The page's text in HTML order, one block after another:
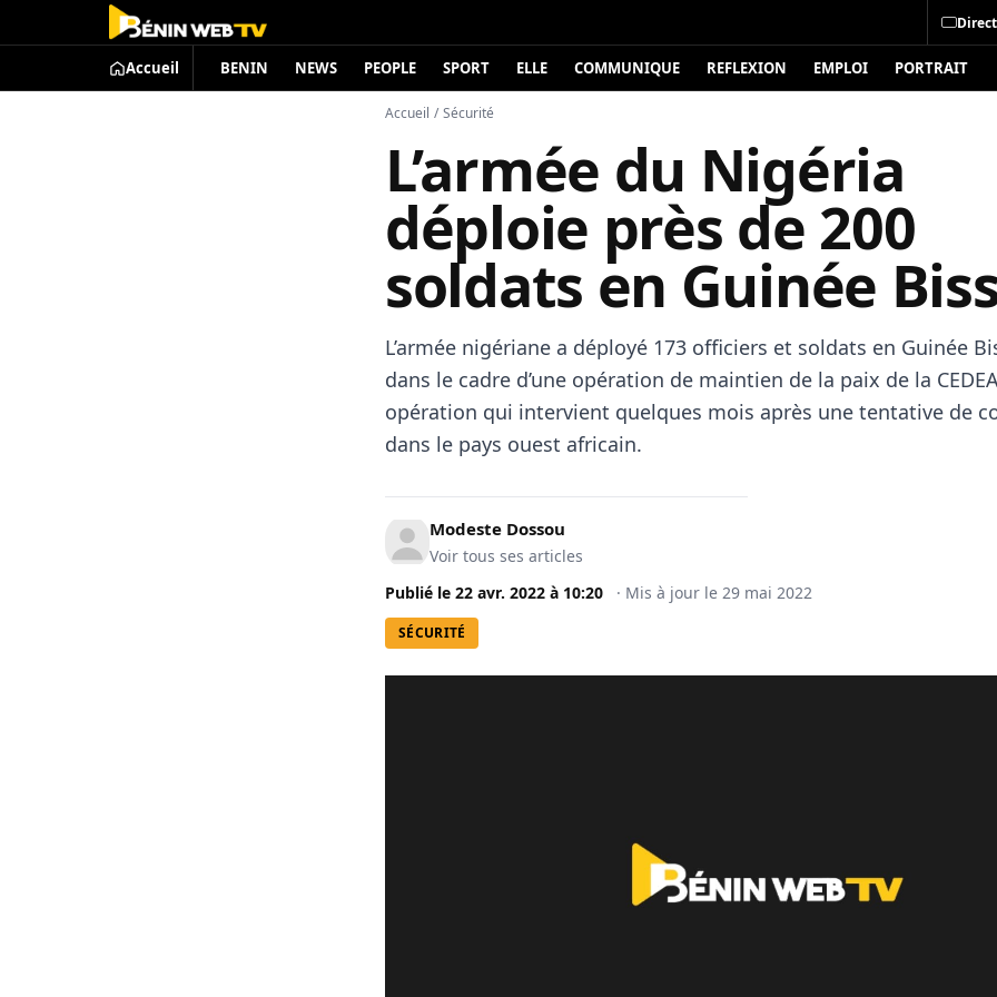
Accueil BENIN NEWS PEOPLE SPORT ELLE COMMUNIQUE REFLEXION EMPLOI PORTRAIT
Accueil / Sécurité
L’armée du Nigéria
déploie près de 200
soldats en Guinée
L’armée nigériane a déployé 173 officiers et soldats en Guinée
dans le cadre d’une opération de maintien de la paix de la
opération qui intervient quelques mois après une tentative de
dans le pays ouest africain.
Modeste Dossou
Voir tous ses articles
Publié le 22 avr. 2022 à 10:20 · Mis à jour le 29 mai 2022
SÉCURITÉ